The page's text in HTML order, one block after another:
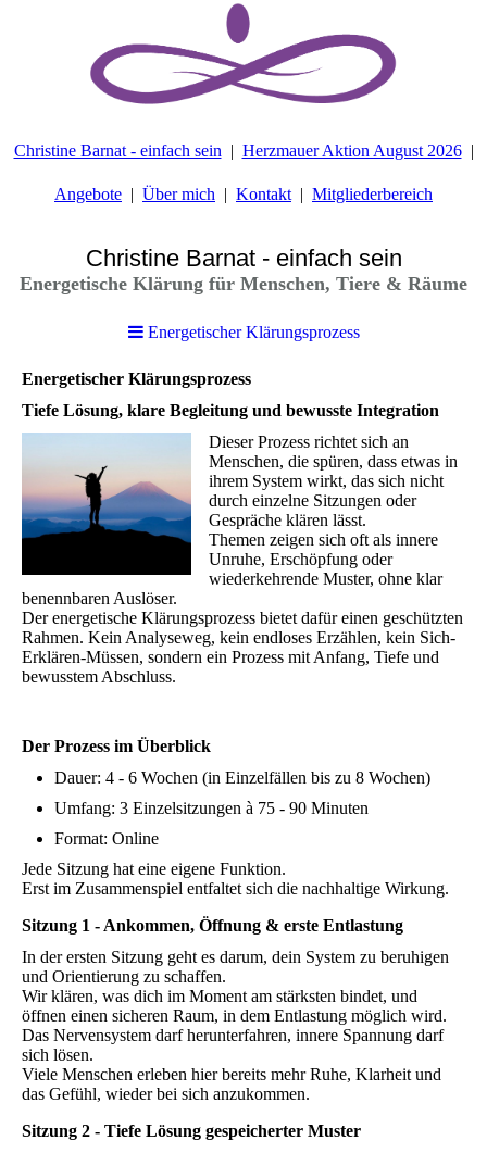
Christine Barnat - einfach sein Herzmauer Aktion August 2026
Angebote Über mich Kontakt Mitgliederbereich
Christine Barnat - einfach sein
Energetische Klärung für Menschen, Tiere & Räume
Energetischer Klärungsprozess
Energetischer Klärungsprozess
Tiefe Lösung, klare Begleitung und bewusste Integration
Dieser Prozess richtet sich an
Menschen, die spüren, dass etwas in
ihrem System wirkt, das sich nicht
durch einzelne Sitzungen oder
Gespräche klären lässt.
Themen zeigen sich oft als innere
Unruhe, Erschöpfung oder
wiederkehrende Muster, ohne klar
benennbaren Auslöser.
Der energetische Klärungsprozess bietet dafür einen geschützten
Rahmen. Kein Analyseweg, kein endloses Erzählen, kein Sich-
Erklären-Müssen, sondern ein Prozess mit Anfang, Tiefe und
bewusstem Abschluss.
Der Prozess im Überblick
Dauer: 4 - 6 Wochen (in Einzelfällen bis zu 8 Wochen)
Umfang: 3 Einzelsitzungen à 75 - 90 Minuten
Format: Online
Jede Sitzung hat eine eigene Funktion.
Erst im Zusammenspiel entfaltet sich die nachhaltige Wirkung.
Sitzung 1 - Ankommen, Öffnung & erste Entlastung
In der ersten Sitzung geht es darum, dein System zu beruhigen
und Orientierung zu schaffen.
Wir klären, was dich im Moment am stärksten bindet, und
öffnen einen sicheren Raum, in dem Entlastung möglich wird.
Das Nervensystem darf herunterfahren, innere Spannung darf
sich lösen.
Viele Menschen erleben hier bereits mehr Ruhe, Klarheit und
das Gefühl, wieder bei sich anzukommen.
Sitzung 2 - Tiefe Lösung gespeicherter Muster